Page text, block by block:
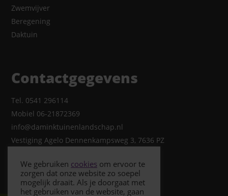
Zwemvijver
Beregening
Daktuin
Contactgegevens
Tel. 0541 296114
Mobiel 06-21872369
info@daminktuinenlandschap.nl
Vestiging Agelo Dennenkampsweg 3, 7636 PZ
We gebruiken cookies om ervoor te
zorgen dat onze website zo soepel
mogelijk draait. Als je doorgaat met
het gebruiken van de website, gaan